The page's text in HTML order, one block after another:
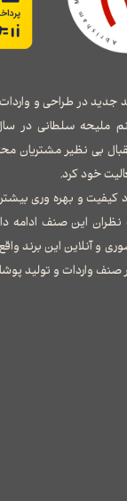
جدید در طراحی و
بی نظیر مشتریان
خود کرد.
و بهره وری بیشتر
این صنف ادامه
و آنلاین این برند
واردات و تولید